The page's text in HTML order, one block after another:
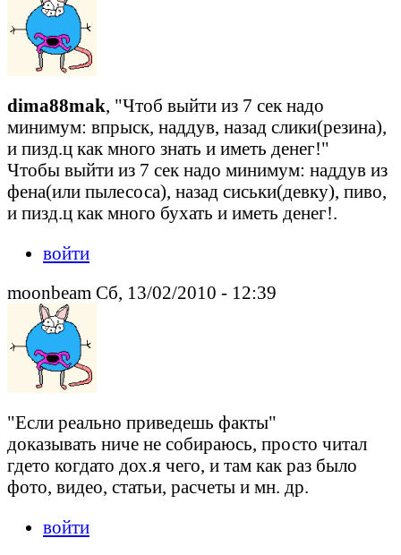
dima88mak, "Чтоб выйти из 7 сек надо
минимум: впрыск, наддув, назад слики(резина),
и пизд.ц как много знать и иметь денег!"
Чтобы выйти из 7 сек надо минимум: наддув из
фена(или пылесоса), назад сиськи(девку), пиво,
и пизд.ц как много бухать и иметь денег!.
войти
moonbeam Сб, 13/02/2010 - 12:39
"Если реально приведешь факты"
доказывать ниче не собираюсь, просто читал
гдето когдато дох.я чего, и там как раз было
фото, видео, статьи, расчеты и мн. др.
войти